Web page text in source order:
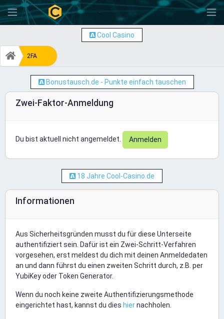
-
Cool Casino
2FA
Bonustausch.de - Punkte einfach tauschen
Zwei-Faktor-Anmeldung
Du bist aktuell nicht angemeldet. Anmelden
18 Jahre Cool-Casino.de
Informationen
Aus Sicherheitsgründen musst du für diese Unterseite
authentifiziert sein. Dafür ist ein Zwei-Schritt-Verfahren
vorgesehen, erst meldest du dich mit deinen Anmeldedaten
an und dann führst du einen zweiten Schritt durch, z.B. per
YubiKey oder Token Generator.
Wenn du noch keine zweite Authentifizierungsmethode
eingerichtet hast, kannst du dies hiernachholen.